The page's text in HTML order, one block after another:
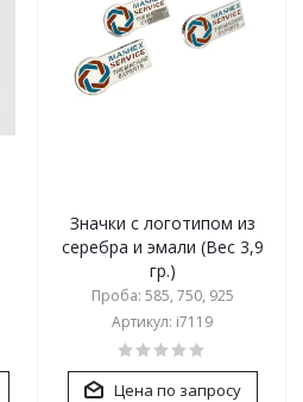
Значки с логотипом из
серебра и эмали (Вес 3,9
гр.)
Проба: 585, 750, 925
Артикул: i7119
Цена по запросу